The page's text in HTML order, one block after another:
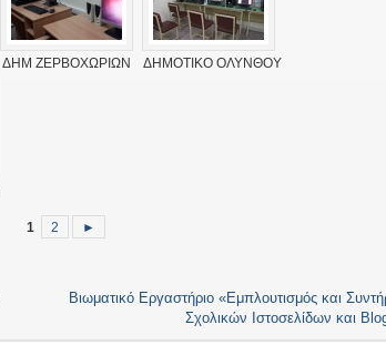
ΔΗΜ ΖΕΡΒΟΧΩΡΙΩΝ ΔΗΜΟΤΙΚΟ ΟΛΥΝΘΟΥ
1 2 ►
Βιωματικό Εργαστήριο «Εμπλουτισμός και
Σχολικών Ιστοσελίδων και